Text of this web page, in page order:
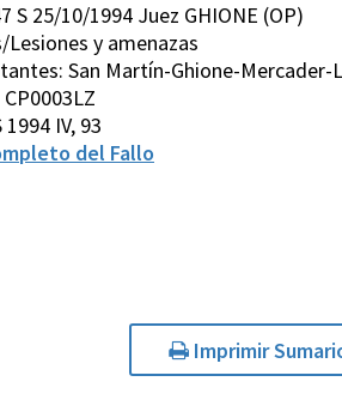
S 25/10/1994 Juez GHIONE (OP)
Lesiones y amenazas
San Martín-Ghione-Mercader-
IV, 93
del Fallo
Imprimir